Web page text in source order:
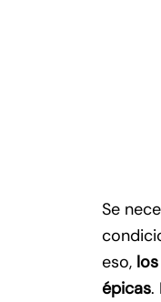
Se
eso,
épicas.